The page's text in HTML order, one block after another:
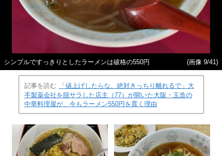
シンプルですっきりとしたラーメンは破格の550円 (画像 9/41)
記事を読む
「値上げしたらな、絶対きっちり離れるで」大
手製薬会社を脱サラした店主（77）が開いた大阪・玉造の
中華料理屋が、今もラーメン550円を貫く理由